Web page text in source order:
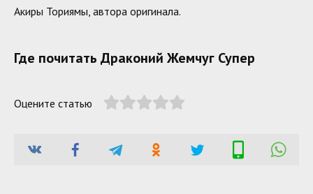
Акиры Ториямы, автора оригинала.
Где почитать Драконий Жемчуг Супер
Оцените статью